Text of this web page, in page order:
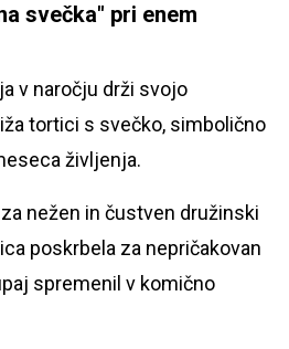
svečka" pri enem
v naročju drži svojo
tortici s svečko, simbolično
življenja.
nežen in čustven družinski
poskrbela za nepričakovan
spremenil v komično